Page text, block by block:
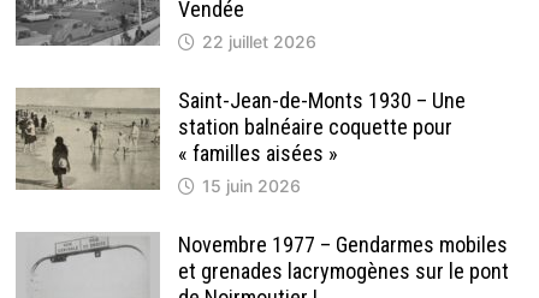
Vendée
22 juillet 2026
Saint-Jean-de-Monts 1930 – Une
station balnéaire coquette pour
« familles aisées »
15 juin 2026
Novembre 1977 – Gendarmes mobiles
et grenades lacrymogènes sur le pont